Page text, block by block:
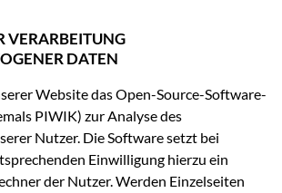
VERARBEITUNG
DATEN
Website das Open-Source-Software-
PIWIK) zur Analyse des
Nutzer. Die Software setzt bei
Einwilligung hierzu ein
der Nutzer. Werden Einzelseiten